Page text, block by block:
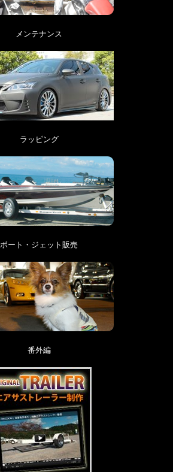
メンテナンス
ラッピング
ボート・ジェット販売
番外編